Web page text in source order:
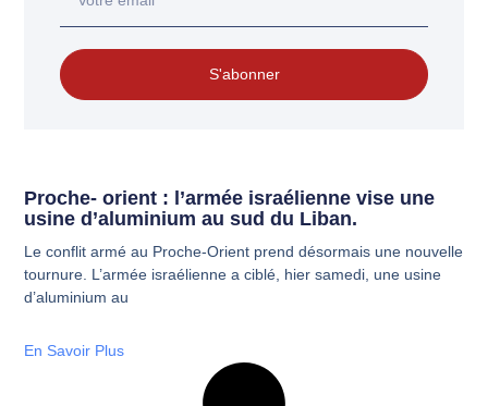
S'abonner
Proche- orient : l’armée israélienne vise une
usine d’aluminium au sud du Liban.
Le conflit armé au Proche-Orient prend désormais une nouvelle
tournure. L’armée israélienne a ciblé, hier samedi, une usine
d’aluminium au
En Savoir Plus